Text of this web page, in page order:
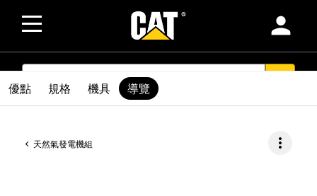
person
SEARCH
天然氣發電機組 more_vert
優點 規格 機具 導覽